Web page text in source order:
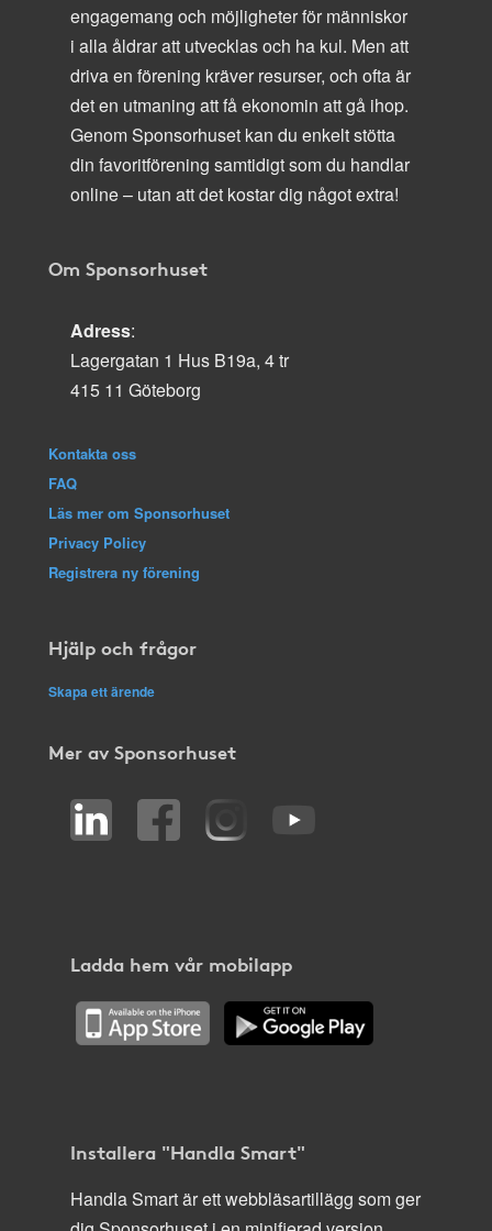
engagemang och möjligheter för människor
i alla åldrar att utvecklas och ha kul. Men att
driva en förening kräver resurser, och ofta är
det en utmaning att få ekonomin att gå ihop.
Genom Sponsorhuset kan du enkelt stötta
din favoritförening samtidigt som du handlar
online – utan att det kostar dig något extra!
Om Sponsorhuset
Adress:
Lagergatan 1 Hus B19a, 4 tr
415 11 Göteborg
Kontakta oss
FAQ
Läs mer om Sponsorhuset
Privacy Policy
Registrera ny förening
Hjälp och frågor
Skapa ett ärende
Mer av Sponsorhuset
Ladda hem vår mobilapp
Installera "Handla Smart"
Handla Smart är ett webbläsartillägg som ger